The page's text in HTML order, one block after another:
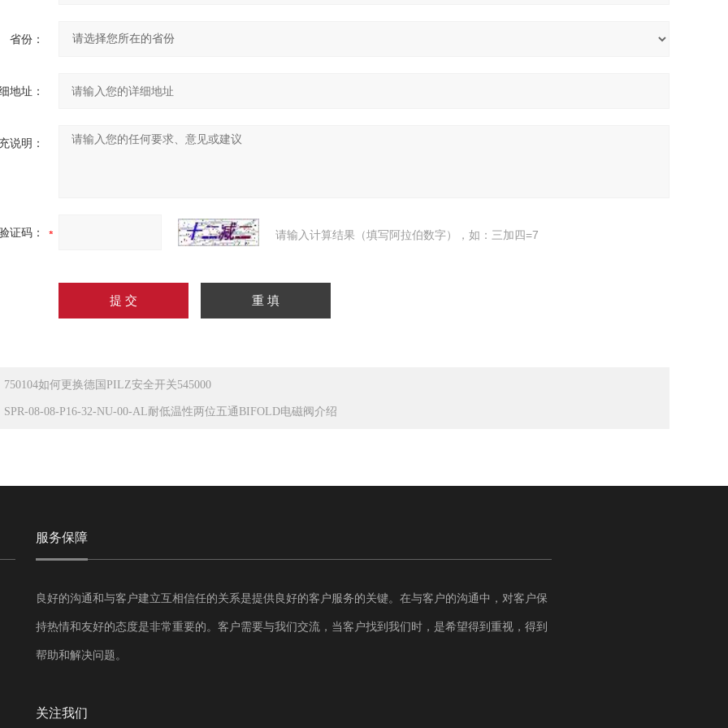
省份：
地址：
说明：
证码： 请输入计算结果（填写阿拉伯数字），如：三加四=7
750104如何更换德国PILZ安全开关545000
SPR-08-08-P16-32-NU-00-AL耐低温性两位五通BIFOLD电磁阀介绍
服务保障
良好的沟通和与客户建立互相信任的关系是提供良好的客户服务的关键。在与客户的沟通中，对客户保
持热情和友好的态度是非常重要的。客户需要与我们交流，当客户找到我们时，是希望得到重视，得到
帮助和解决问题。
关注我们